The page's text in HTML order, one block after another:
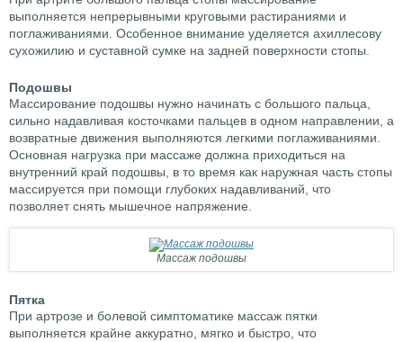
выполняется непрерывными круговыми растираниями и
поглаживаниями. Особенное внимание уделяется ахиллесову
сухожилию и суставной сумке на задней поверхности стопы.
Подошвы
Массирование подошвы нужно начинать с большого пальца,
сильно надавливая косточками пальцев в одном направлении, а
возвратные движения выполняются легкими поглаживаниями.
Основная нагрузка при массаже должна приходиться на
внутренний край подошвы, в то время как наружная часть стопы
массируется при помощи глубоких надавливаний, что
позволяет снять мышечное напряжение.
Массаж подошвы
Пятка
При артрозе и болевой симптоматике массаж пятки
выполняется крайне аккуратно, мягко и быстро, что